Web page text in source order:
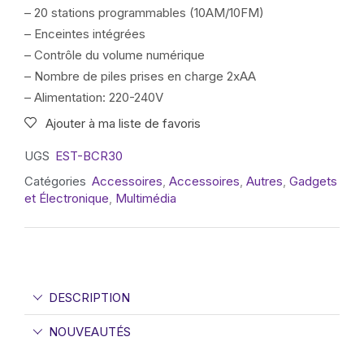
– 20 stations programmables (10AM/10FM)
– Enceintes intégrées
– Contrôle du volume numérique
– Nombre de piles prises en charge 2xAA
– Alimentation: 220-240V
Ajouter à ma liste de favoris
UGS EST-BCR30
Catégories Accessoires, Accessoires, Autres, Gadgets
et Électronique, Multimédia
DESCRIPTION
NOUVEAUTÉS